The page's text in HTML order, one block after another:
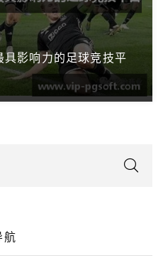
具影响力的足球竞技平
航